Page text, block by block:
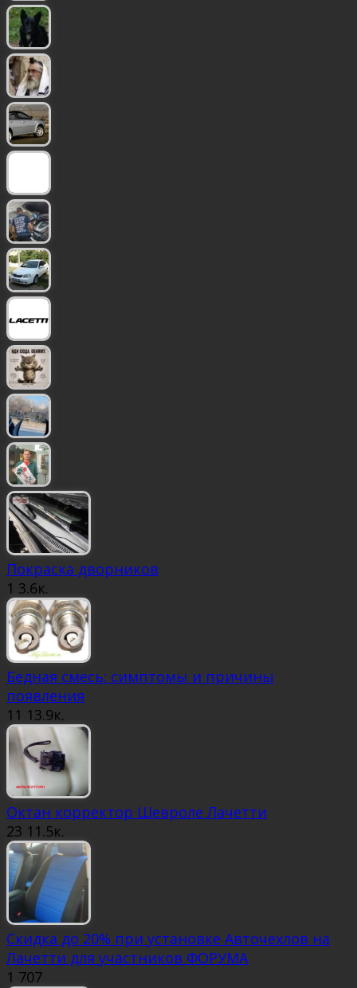
Покраска дворников
1 3.6к.
Бедная смесь: симптомы и причины
появления
11 13.9к.
Октан корректор Шевроле Лачетти
23 11.5к.
Скидка до 20% при установке Авточехлов на
Лачетти для участников ФОРУМА
1 707